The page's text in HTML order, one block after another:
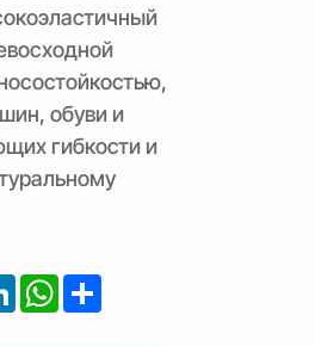
обуви и
гибкости и
LinkedInWhatsApp
Share